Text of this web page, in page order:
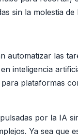
sin la molestia de
automatizar las
inteligencia
plataformas
por la IA
Ya sea que